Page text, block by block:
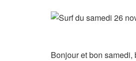
Bonjour et bon samedi,